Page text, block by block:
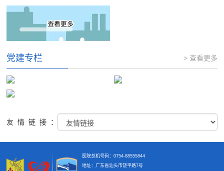
党建专栏 > 查看更多
友情链接：
医院总机号码：0754-88555844
地址：广东省汕头市饶平路7号